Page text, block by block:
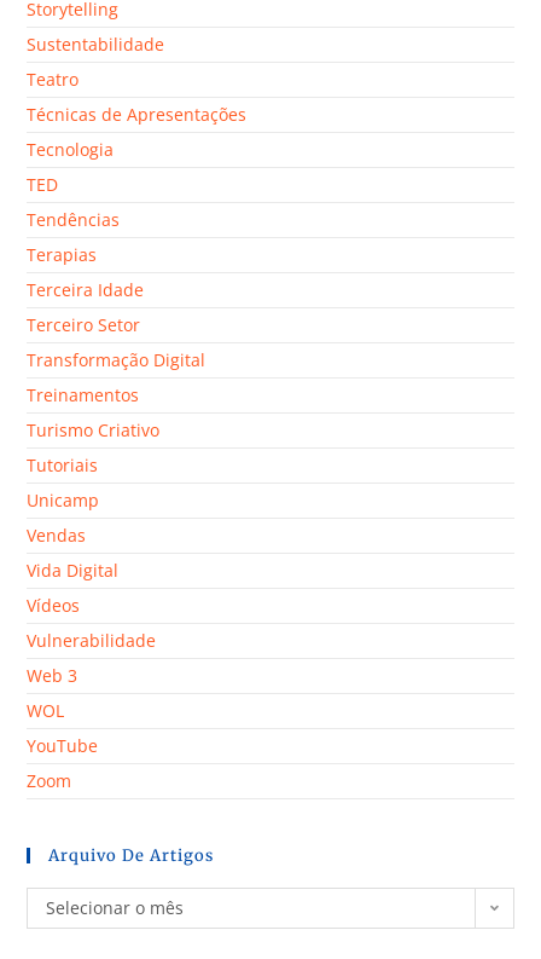
Storytelling
Sustentabilidade
Teatro
Técnicas de Apresentações
Tecnologia
TED
Tendências
Terapias
Terceira Idade
Terceiro Setor
Transformação Digital
Treinamentos
Turismo Criativo
Tutoriais
Unicamp
Vendas
Vida Digital
Vídeos
Vulnerabilidade
Web 3
WOL
YouTube
Zoom
Arquivo De Artigos
Selecionar o mês